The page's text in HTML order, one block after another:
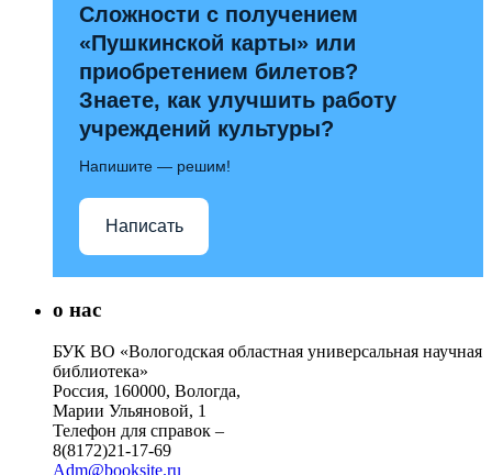
Сложности с получением
«Пушкинской карты» или
приобретением билетов?
Знаете, как улучшить работу
учреждений культуры?
Напишите — решим!
Написать
о нас
БУК ВО «Вологодская областная универсальная научная
библиотека»
Россия, 160000, Вологда,
Марии Ульяновой, 1
Телефон для справок –
8(8172)21-17-69
Adm@booksite.ru